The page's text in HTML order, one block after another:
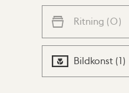
Ritning (0)
Bildkonst (1)